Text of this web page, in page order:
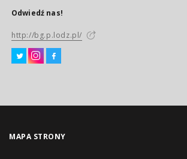
Odwiedź nas!
http://bg.p.lodz.pl/
MAPA STRONY